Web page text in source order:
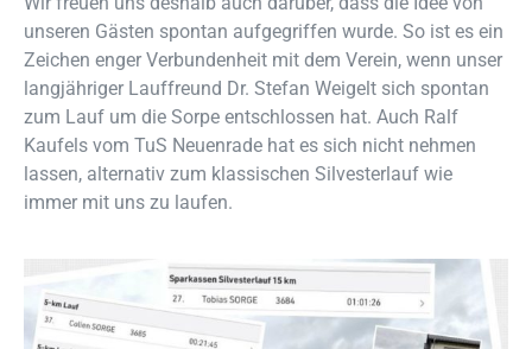
unseren Gästen spontan aufgegriffen wurde. So ist es ein
Zeichen enger Verbundenheit mit dem Verein, wenn unser
langjähriger Lauffreund Dr. Stefan Weigelt sich spontan
zum Lauf um die Sorpe entschlossen hat. Auch Ralf
Kaufels vom TuS Neuenrade hat es sich nicht nehmen
lassen, alternativ zum klassischen Silvesterlauf wie
immer mit uns zu laufen.